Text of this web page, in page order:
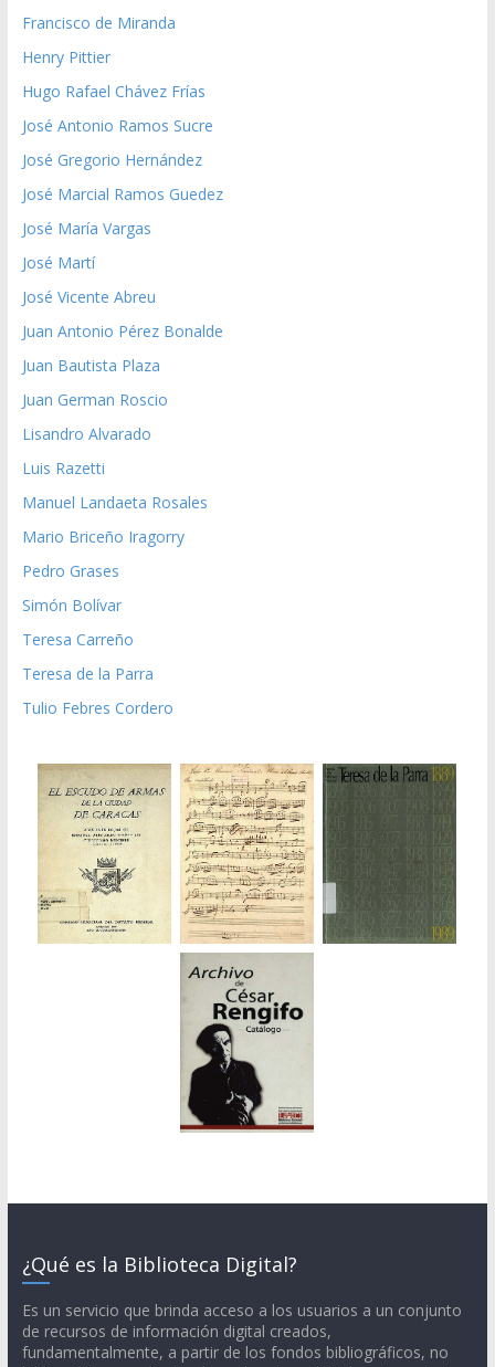
Francisco de Miranda
Henry Pittier
Hugo Rafael Chávez Frías
José Antonio Ramos Sucre
José Gregorio Hernández
José Marcial Ramos Guedez
José María Vargas
José Martí
José Vicente Abreu
Juan Antonio Pérez Bonalde
Juan Bautista Plaza
Juan German Roscio
Lisandro Alvarado
Luis Razetti
Manuel Landaeta Rosales
Mario Briceño Iragorry
Pedro Grases
Simón Bolívar
Teresa Carreño
Teresa de la Parra
Tulio Febres Cordero
¿Qué es la Biblioteca Digital?
Es un servicio que brinda acceso a los usuarios a un conjunto
de recursos de información digital creados,
fundamentalmente, a partir de los fondos bibliográficos, no